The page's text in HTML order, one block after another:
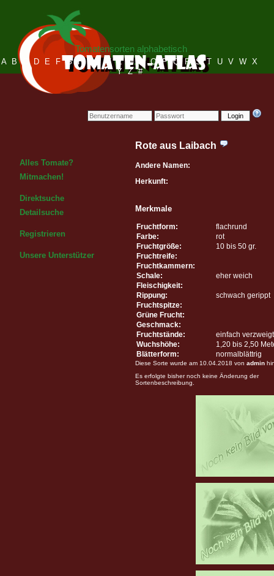
Login
Tomatensorten alphabetisch
A B C D E F G H I J K L M N O P Q R S T U V W X
Y Z #
Alles Tomate?
Mitmachen!
Direktsuche
Detailsuche
Registrieren
Unsere Unterstützer
Rote aus Laibach
Andere Namen:
Herkunft:
Merkmale
Fruchtform:
flachrund
Farbe:
rot
Fruchtgröße:
10 bis 50 gr.
Fruchtreife:
Fruchtkammern:
Schale:
eher weich
Fleischigkeit:
Rippung:
schwach gerippt
Fruchtspitze:
Grüne Frucht:
Geschmack:
Fruchtstände:
einfach verzweigt
Wuchshöhe:
1,20 bis 2,50
Blätterform:
normalblättrig
Diese Sorte wurde am 10.04.2018 von admin
Es erfolgte bisher noch keine Änderung der
Sortenbeschreibung.